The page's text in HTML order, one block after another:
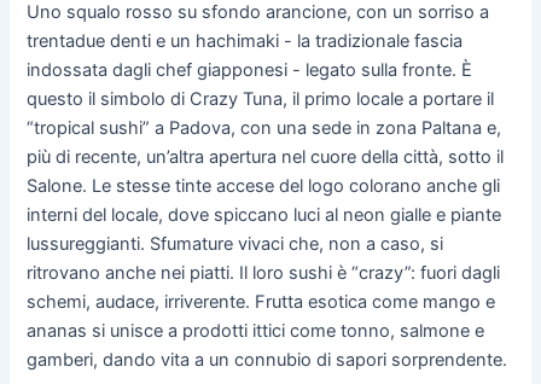
Uno squalo rosso su sfondo arancione, con un sorriso a
trentadue denti e un hachimaki - la tradizionale fascia
indossata dagli chef giapponesi - legato sulla fronte. È
questo il simbolo di Crazy Tuna, il primo locale a portare il
“tropical sushi” a Padova, con una sede in zona Paltana e,
più di recente, un’altra apertura nel cuore della città, sotto il
Salone. Le stesse tinte accese del logo colorano anche gli
interni del locale, dove spiccano luci al neon gialle e piante
lussureggianti. Sfumature vivaci che, non a caso, si
ritrovano anche nei piatti. Il loro sushi è “crazy”: fuori dagli
schemi, audace, irriverente. Frutta esotica come mango e
ananas si unisce a prodotti ittici come tonno, salmone e
gamberi, dando vita a un connubio di sapori sorprendente.